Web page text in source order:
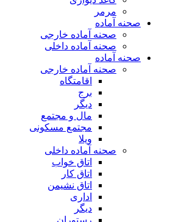
مرمر
صحنه آماده
صحنه آماده خارجی
صحنه آماده داخلی
صحنه آماده
صحنه آماده خارجی
اقامتگاه
برج
دیگر
مال و مجتمع
مجتمع مسکونی
ویلا
صحنه آماده داخلی
اتاق خواب
اتاق کار
اتاق نشیمن
اداری
دیگر
رستوران